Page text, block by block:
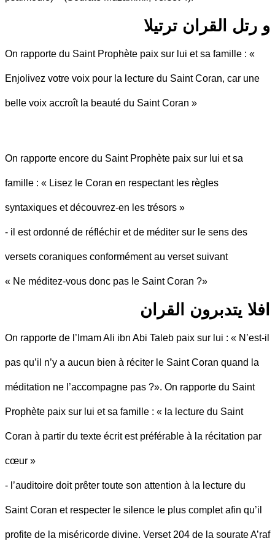
و رتل القران ترتيلا
On rapporte du Saint Prophète paix sur lui et sa famille : «
Enjolivez votre voix pour la lecture du Saint Coran, car une
belle voix accroît la beauté du Saint Coran »
On rapporte encore du Saint Prophète paix sur lui et sa
famille : « Lisez le Coran en respectant les règles
syntaxiques et découvrez-en les trésors »
- il est ordonné de réfléchir et de méditer sur le sens des
versets coraniques conformément au verset suivant
« Ne méditez-vous donc pas le Saint Coran ?»
افلا يتدبرون القران
On rapporte de l’Imam Ali ibn Abi Taleb paix sur lui : « N’est-il
pas qu’il n’y a aucun bien à réciter le Saint Coran quand la
méditation ne l’accompagne pas ?». On rapporte du Saint
Prophète paix sur lui et sa famille : « la lecture du Saint
Coran à partir du texte écrit est préférable à la récitation par
cœur »
- l’auditoire doit prêter toute son attention à la lecture du
Saint Coran et respecter le silence le plus complet afin qu’il
profite de la miséricorde divine. Verset 204 de la sourate A’raf